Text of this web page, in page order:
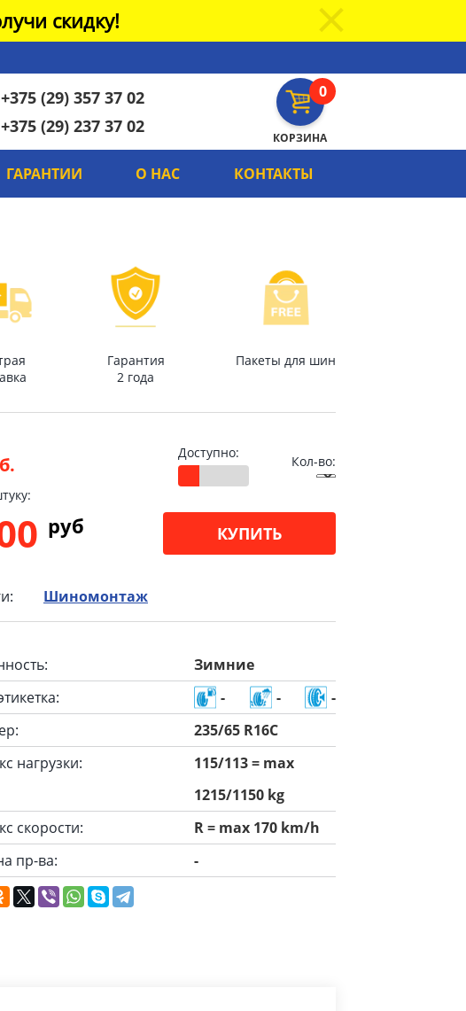
скидку!
0
КОРЗИНА
+375 (29) 357 37 02
+375 (29) 237 37 02
ГАРАНТИИ О НАС КОНТАКТЫ
Гарантия
2 года
Пакеты для шин
Доступно:
Кол-во:
pуб КУПИТЬ
Шиномонтаж
Зимние
- -
-
235/65 R16C
нагрузки:
115/113 = max
1215/1150 kg
скорости:
R = max 170 km/h
пр-ва:
-